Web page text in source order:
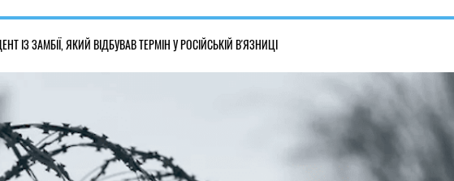
ІЗ ЗАМБІЇ, ЯКИЙ ВІДБУВАВ ТЕРМІН У РОСІЙСЬКІЙ В'ЯЗНИЦІ